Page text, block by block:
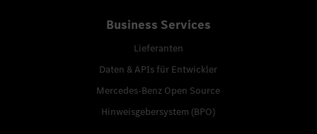
Business Services
Lieferanten
Daten & APIs für Entwickler
Mercedes-Benz Open Source
Hinweisgebersystem (BPO)